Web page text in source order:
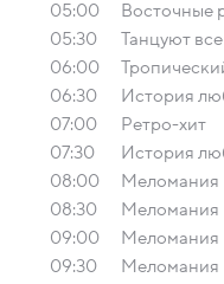
05:00
Восточные
05:30
Танцуют все
06:00
06:30
История
07:00
Ретро-хит
07:30
История
08:00
Меломания
08:30
Меломания
09:00
Меломания
09:30
Меломания